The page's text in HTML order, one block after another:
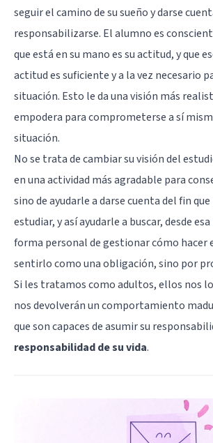
seguir el camino de su sueño y darse
responsabilizarse. El alumno es
que está en su mano es su actitud, y que
actitud es suficiente y a la vez necesario
situación. Esto le da una visión más
empodera para comprometerse a sí
situación.
No se trata de cambiar su visión del
en una actividad más agradable para
sino de ayudarle a darse cuenta del fin
estudiar, y así ayudarle a buscar, desde
forma personal de gestionar cómo hacer
sentirlo como una obligación, sino por
Si les tratamos como adultos, ellos nos
nos devolverán un comportamiento
que son capaces de asumir su
responsabilidad de su vida.